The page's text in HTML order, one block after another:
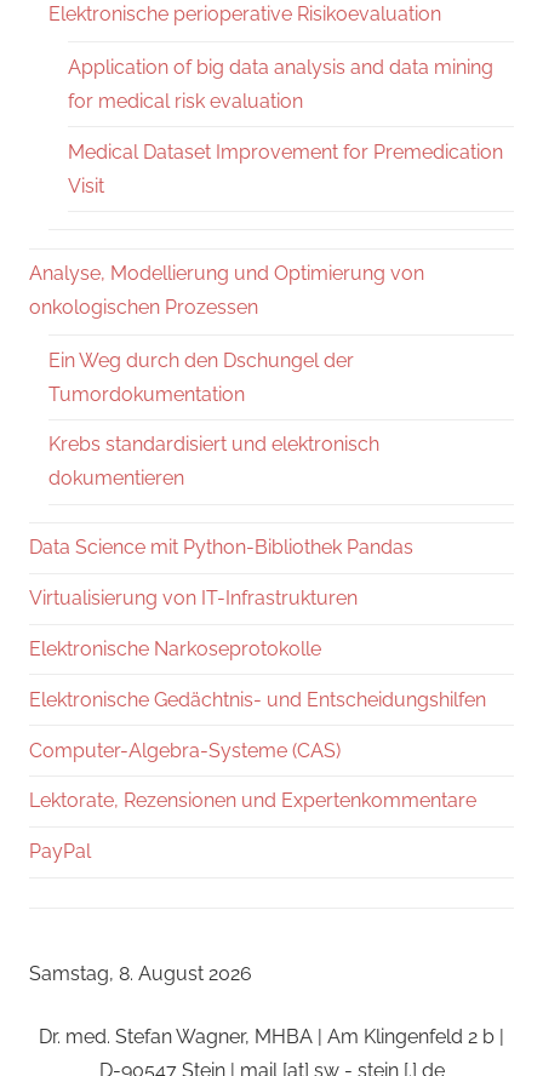
Elektronische perioperative Risikoevaluation
Application of big data analysis and data mining
for medical risk evaluation
Medical Dataset Improvement for Premedication
Visit
Analyse, Modellierung und Optimierung von
onkologischen Prozessen
Ein Weg durch den Dschungel der
Tumordokumentation
Krebs standardisiert und elektronisch
dokumentieren
Data Science mit Python-Bibliothek Pandas
Virtualisierung von IT-Infrastrukturen
Elektronische Narkoseprotokolle
Elektronische Gedächtnis- und Entscheidungshilfen
Computer-Algebra-Systeme (CAS)
Lektorate, Rezensionen und Expertenkommentare
PayPal
Samstag, 8. August 2026
Dr. med. Stefan Wagner, MHBA | Am Klingenfeld 2 b |
D-90547 Stein | mail [at] sw - stein [.] de